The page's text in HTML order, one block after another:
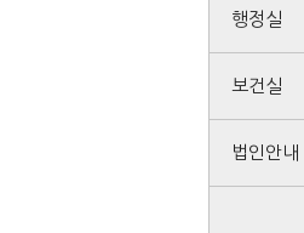
행정실
보건실
법인안내